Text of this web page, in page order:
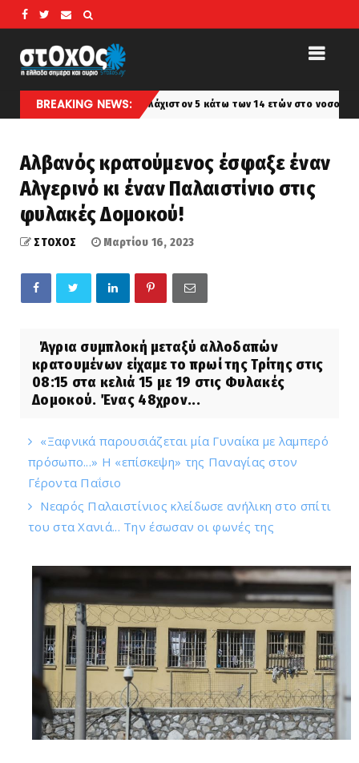
BREAKING NEWS:
κορίτσια: Τουλάχιστον 5 κάτω των 14 ετών στο νοσοκομείο με
Αλβανός κρατούμενος έσφαξε έναν
Αλγερινό κι έναν Παλαιστίνιο στις
φυλακές Δομοκού!
ΣΤΟΧΟΣ Μαρτίου 16, 2023
Άγρια συμπλοκή μεταξύ αλλοδαπών
κρατουμένων είχαμε το πρωί της Τρίτης στις
08:15 στα κελιά 15 με 19 στις Φυλακές
Δομοκού. Ένας 48χρον...
«Ξαφνικά παρουσιάζεται μία Γυναίκα με λαμπερό
πρόσωπο...» Η «επίσκεψη» της Παναγίας στον
Γέροντα Παΐσιο
Νεαρός Παλαιστίνιος κλείδωσε ανήλικη στο σπίτι
του στα Χανιά... Την έσωσαν οι φωνές της